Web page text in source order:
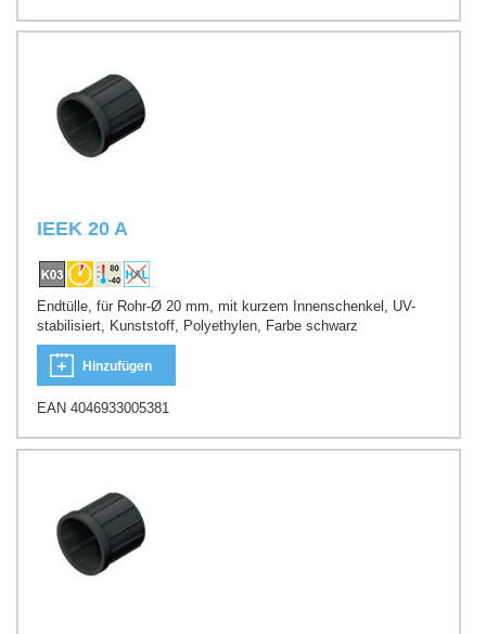
IEEK 20 A
Endtülle, für Rohr-Ø 20 mm, mit kurzem Innenschenkel, UV-
stabilisiert, Kunststoff, Polyethylen, Farbe schwarz
Hinzufügen
EAN 4046933005381